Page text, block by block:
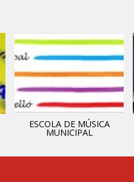
ESCOLA DE MÚSICA
MUNICIPAL